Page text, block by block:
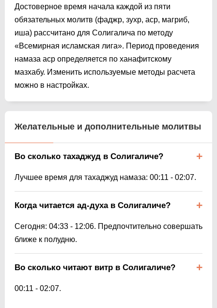
Достоверное время начала каждой из пяти
обязательных молитв (фаджр, зухр, аср, магриб,
иша) рассчитано для Солигалича по методу
«Всемирная исламская лига». Период проведения
намаза аср определяется по ханафитскому
мазхабу. Изменить используемые методы расчета
можно в настройках.
Желательные и дополнительные молитвы
Во сколько тахаджуд в Солигаличе?
Лучшее время для тахаджуд намаза: 00:11 - 02:07.
Когда читается ад-духа в Солигаличе?
Сегодня: 04:33 - 12:06. Предпочтительно совершать
ближе к полудню.
Во сколько читают витр в Солигаличе?
00:11 - 02:07.